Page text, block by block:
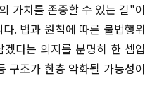
가치를 존중할 수 있는 길"이
. 법과 원칙에 따른 불법행위
다는 의지를 분명히 한 셈입
구조가 한층 악화될 가능성이